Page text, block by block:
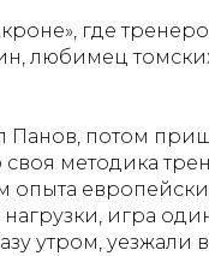
где
любимец
Панов, потом
методика
опыта
игра
утром, уезжали